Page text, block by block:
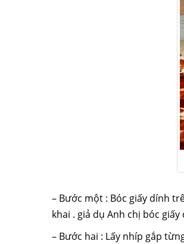
– Bước một : Bóc giấy dính
khai . giả dụ Anh chị bóc
– Bước hai : Lấy nhíp gắp